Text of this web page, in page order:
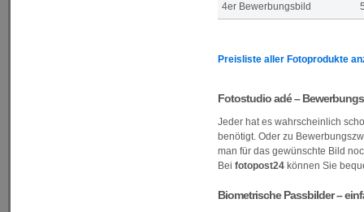
4er Bewerbungsbild
Preisliste aller Fotoprodukte
Fotostudio adé –
Jeder hat es wahrscheinlich
benötigt. Oder zu
man für das gewünschte Bild
Bei fotopost24 können Sie
Biometrische Passbilder –